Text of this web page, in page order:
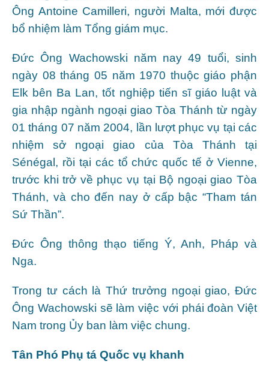
Ông Antoine Camilleri, người Malta, mới được
bổ nhiệm làm Tổng giám mục.
Đức Ông Wachowski năm nay 49 tuổi, sinh
ngày 08 tháng 05 năm 1970 thuộc giáo phận
Elk bên Ba Lan, tốt nghiệp tiến sĩ giáo luật và
gia nhập ngành ngoại giao Tòa Thánh từ ngày
01 tháng 07 năm 2004, lần lượt phục vụ tại các
nhiệm sở ngoại giao của Tòa Thánh tại
Sénégal, rồi tại các tổ chức quốc tế ở Vienne,
trước khi trở về phục vụ tại Bộ ngoại giao Tòa
Thánh, và cho đến nay ở cấp bậc “Tham tán
Sứ Thần”.
Đức Ông thông thạo tiếng Ý, Anh, Pháp và
Nga.
Trong tư cách là Thứ trưởng ngoại giao, Đức
Ông Wachowski sẽ làm việc với phái đoàn Việt
Nam trong Ủy ban làm việc chung.
Tân Phó Phụ tá Quốc vụ khanh